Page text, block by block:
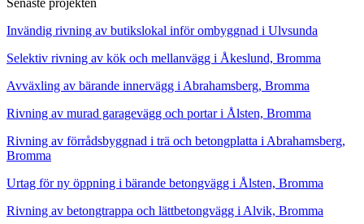
Senaste projekten
Invändig rivning av butikslokal inför ombyggnad i Ulvsunda
Selektiv rivning av kök och mellanvägg i Åkeslund, Bromma
Avväxling av bärande innervägg i Abrahamsberg, Bromma
Rivning av murad garagevägg och portar i Ålsten, Bromma
Rivning av förrådsbyggnad i trä och betongplatta i Abrahamsberg,
Bromma
Urtag för ny öppning i bärande betongvägg i Ålsten, Bromma
Rivning av betongtrappa och lättbetongvägg i Alvik, Bromma